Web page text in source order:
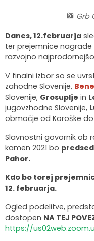
Grb
Danes, 12.februarja
ter prejemnice nagrade
razvojno
V finalni izbor so se
zahodne Slovenije,
Slovenije, Grosuplje in
jugovzhodne Slovenije,
območje od Koroške do
Slavnostni govornik ob
kamen 2021 bo
Pahor.
Kdo bo torej
12. februarja.
Ogled podelitve,
dostopen NA TEJ
https://
Skupna občinska
Pooblaščeni za
Integriteta in
Zaščita prijaviteljev
Katalog informacij
Občinski predpisi
Občinski časopis
Publikacije občine
Lokalne volitve
Spremembe in
Virtualna panorama
Video predstavitev
Kolesarske poti